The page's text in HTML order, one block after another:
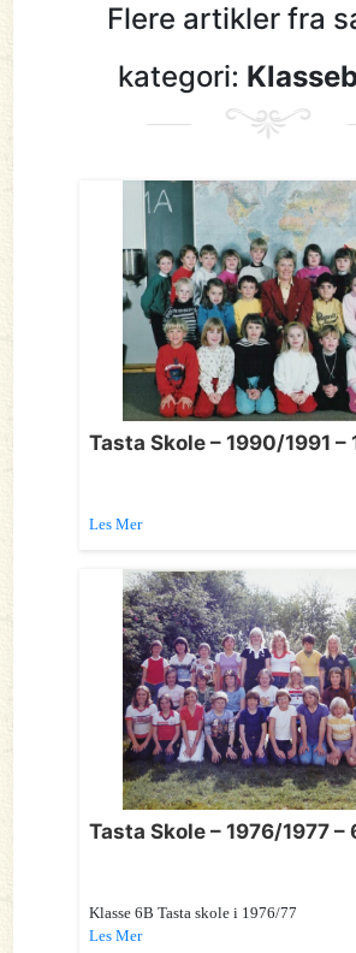
Flere artikler fra
kategori:
Tasta Skole – 1990/1991 –
Les Mer
Tasta Skole – 1976/1977 –
Klasse 6B Tasta skole i 1976/77
Les Mer